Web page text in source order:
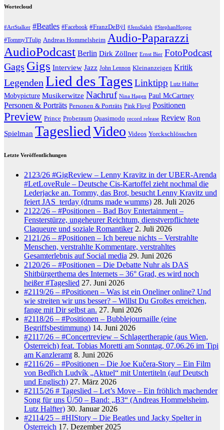
Wortecloud
#ArtStalker #Beatles #Facebook #FranzDeBÿl #JensSaleh #StephanHoppe
#TommyTTulip Andreas Hommelsheim Audio-Paparazzi
AudioPodcast Berlin Dirk Zöllner Ernst Bier FotoPodcast
Gags Gigs Interview Jazz John Lennon Kleinanzeigen Kritik
Legenden Lied des TagesLinktipp Lutz Halfter
Mobypicture Musikerwitze Nachruf Nina Hagen Paul McCartney
Personen & Porträts Personen & Porträts Pink Floyd Positionen
Preview Prince Proberaum Quasimodo record release Review Ron
Spielman TagesliedVideo Videos Yorckschlösschen
Letzte Veröffentlichungen
2123/26 #GigReview – Lenny Kravitz in der UBER-Arenda
#LetLoveRule – Deutsche Cis-Kartoffel zieht nochmal die
Lederjacke an. Tommy, das Brot, besucht Lenny Kravitz und
feiert JAS_terday (drums made wumms) 28. Juli 2026
2122/26 – #Positionen – Bad Boy Entertainment –
Fensterstürze, ungeheurer Reichtum, dienstverpflichtete
Claqueure und soziale Romantiker 2. Juli 2026
2121/26 – #Positionen – Ich bereue nichts – Verstrahlte
Menschen, verstrahlte Kommentare, verstrahltes
Gesamterlebnis auf Social media 29. Juni 2026
2120/26 – #Positionen – Die Debatte Nuhr als DAS
Shitbürgerthema des Internets – 36° Grad, es wird noch
heißer #Tageslied 27. Juni 2026
#2119/26 – #Positionen – Was ist ein Oneliner online? Und
wie streiten wir uns besser? – Willst Du Großes erreichen,
fange mit Dir selbst an. 27. Juni 2026
#2118/26 – #Positionen – Bubblejournaille (eine
Begriffsbestimmung) 14. Juni 2026
#2117/26 – #Concertreview – Schlagertherapie (aus Wien,
Österreich) feat. Tobias Moretti am Sonntag, 07.06.26 im Tipi
am Kanzleramt 8. Juni 2026
#2116/26 – #Positionen – Die Joe Kučera-Story – Ein Film
von Bedřich Ludvík „Aktuel“ mit Untertiteln (auf Deutsch
und Englisch) 27. März 2026
#2115/26 # Tageslied – Let’s Move – Ein fröhlich machender
Song für uns Ü/50 – Band: „B3“ (Andreas Hommelsheim,
Lutz Halfter) 30. Januar 2026
#2114/25 – #HIStory – Die Beatles und Jacky Spelter in
Österreich 17. Dezember 2025